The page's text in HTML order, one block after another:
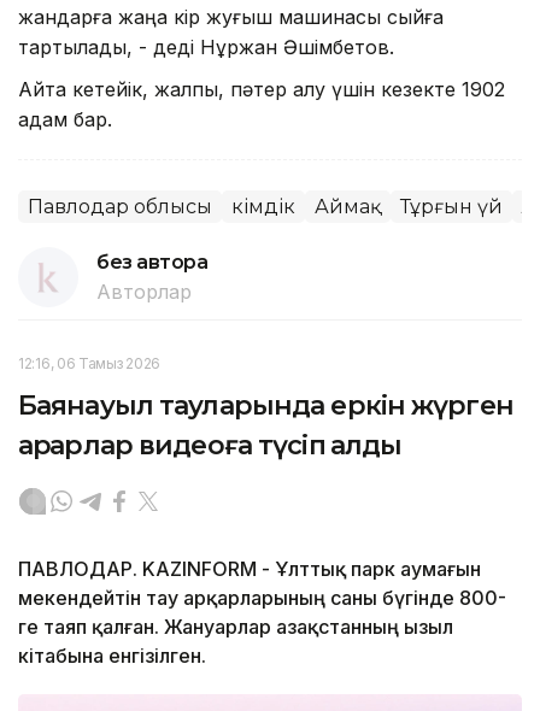
жандарға жаңа кір жуғыш машинасы сыйға
тартылады, - деді Нұржан Әшімбетов.
Айта кетейік, жалпы, пәтер алу үшін кезекте 1902
адам бар.
Павлодар облысы Әкімдік Аймақ Тұрғын үй
без автора
Авторлар
12:16, 06 Тамыз 2026
Баянауыл тауларында еркін жүрген
арқарлар видеоға түсіп қалды
ПАВЛОДАР. KAZINFORM - Ұлттық парк аумағын
мекендейтін тау арқарларының саны бүгінде 800-
ге таяп қалған. Жануарлар Қазақстанның Қызыл
кітабына енгізілген.